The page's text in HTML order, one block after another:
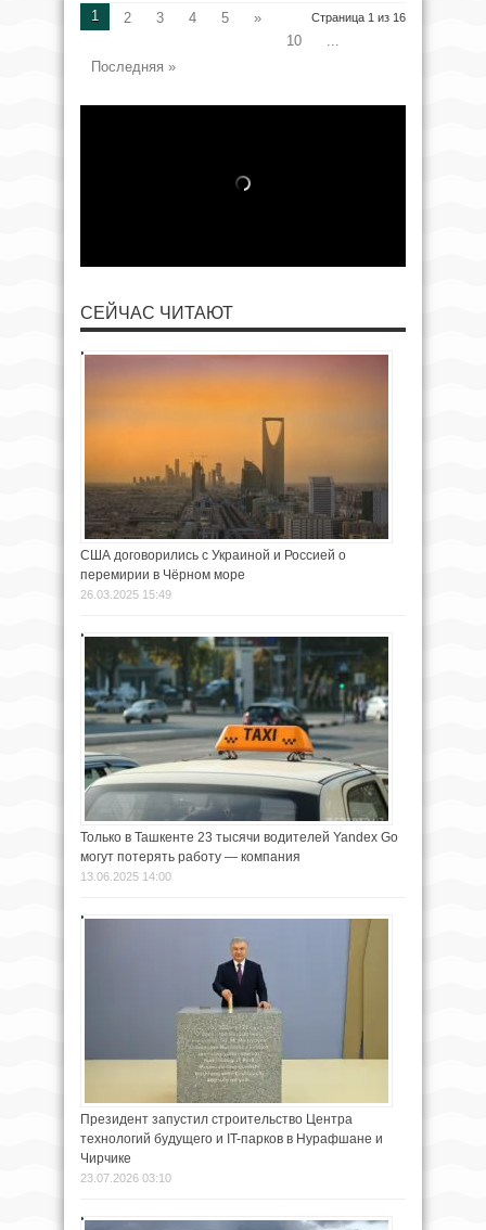
Страница 1 из 16
1 2 3 4 5
»
10
...
Последняя »
СЕЙЧАС ЧИТАЮТ
США договорились с Украиной и Россией о
перемирии в Чёрном море
26.03.2025 15:49
Только в Ташкенте 23 тысячи водителей Yandex Go
могут потерять работу — компания
13.06.2025 14:00
Президент запустил строительство Центра
технологий будущего и IT-парков в Нурафшане и
Чирчике
23.07.2026 03:10